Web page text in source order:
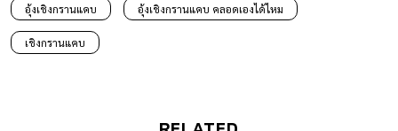
อุ้งเชิงกรานแคบ อุ้งเชิงกรานแคบ คลอดเองได้ไหม
เชิงกรานแคบ